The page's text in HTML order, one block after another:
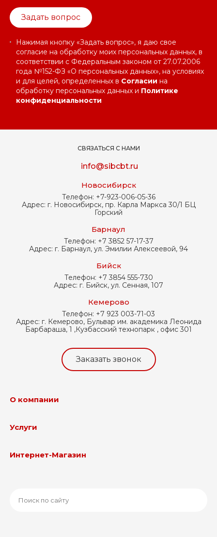
Задать вопрос
Нажимая кнопку «Задать вопрос», я даю свое
согласие на обработку моих персональных данных, в
соответствии с Федеральным законом от 27.07.2006
года №152-ФЗ «О персональных данных», на условиях
и для целей, определенных в Согласии на
обработку персональных данных и Политике
конфиденциальности
СВЯЗАТЬСЯ С НАМИ
info@sibcbt.ru
Новосибирск
Телефон: +7-923-006-05-36
Адрес: г. Новосибирск, пр. Карла Маркса 30/1 БЦ
Горский
Барнаул
Телефон: +7 3852 57-17-37
Адрес: г. Барнаул, ул. Эмилии Алексеевой, 94
Бийск
Телефон: +7 3854 555-730
Адрес: г. Бийск, ул. Сенная, 107
Кемерово
Телефон: +7 923 003-71-03
Адрес: г. Кемерово, Бульвар им. академика Леонида
Барбараша, 1 ,Кузбасский технопарк , офис 301
Заказать звонок
О компании
Услуги
Интернет-Магазин